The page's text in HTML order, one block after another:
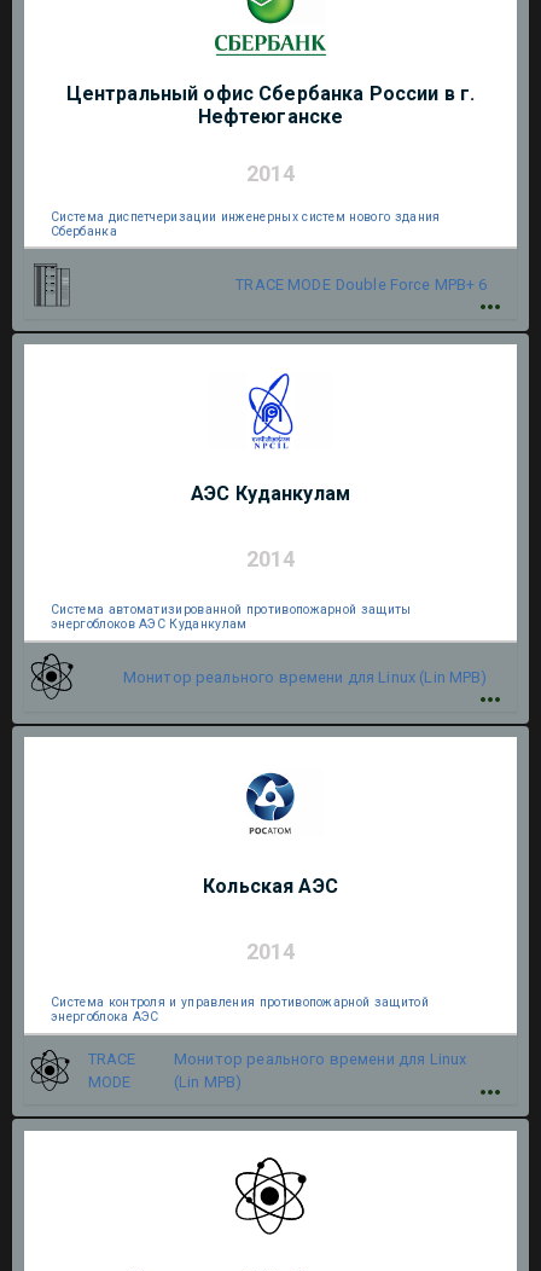
Центральный офис Сбербанка России в г.
Нефтеюганске
2014
Система диспетчеризации инженерных систем нового здания
Сбербанка
TRACE MODE Double Force МРВ+ 6
АЭС Куданкулам
2014
Система автоматизированной противопожарной защиты
энергоблоков АЭС Куданкулам
Монитор реального времени для Linux (Lin МРВ)
Кольская АЭС
2014
Система контроля и управления противопожарной защитой
энергоблока АЭС
TRACE
MODE
Монитор реального времени для Linux
(Lin МРВ)